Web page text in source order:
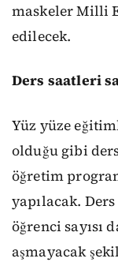
maskeler Milli
edilecek.
Ders saatleri
Yüz yüze
olduğu gibi
öğretim
yapılacak.
öğrenci sayısı
aşmayacak